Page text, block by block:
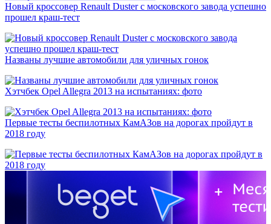
Новый кроссовер Renault Duster с московского завода успешно
прошел краш-тест
Названы лучшие автомобили для уличных гонок
Хэтчбек Opel Allegra 2013 на испытаниях: фото
Первые тесты беспилотных КамАЗов на дорогах пройдут в
2018 году